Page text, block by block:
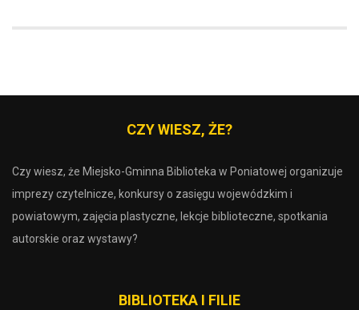
CZY WIESZ, ŻE?
Czy wiesz, że Miejsko-Gminna Biblioteka w Poniatowej organizuje
imprezy czytelnicze, konkursy o zasięgu wojewódzkim i
powiatowym, zajęcia plastyczne, lekcje biblioteczne, spotkania
autorskie oraz wystawy?
BIBLIOTEKA I FILIE